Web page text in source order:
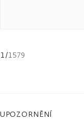
1/1579
UPOZORNĚNÍ